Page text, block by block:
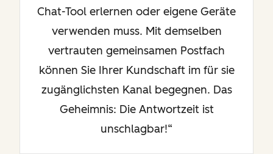
Chat-Tool erlernen oder eigene Geräte
verwenden muss. Mit demselben
vertrauten gemeinsamen Postfach
können Sie Ihrer Kundschaft im für sie
zugänglichsten Kanal begegnen. Das
Geheimnis: Die Antwortzeit ist
unschlagbar!